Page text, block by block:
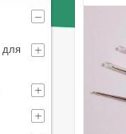
для